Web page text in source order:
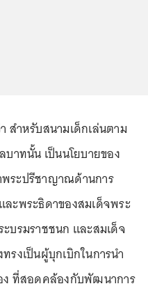
สำหรับสนามเด็กเล่นตาม
าทนั้น เป็นนโยบายของ
ระปรีชาญาณด้านการ
ะพระธิดาของสมเด็จพระ
บรมราชชนก และสมเด็จ
งเป็นผู้บุกเบิกในการนำ
ง ที่สอดคล้องกับพัฒนาการ